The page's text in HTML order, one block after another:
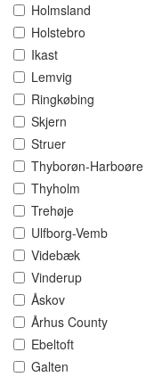
Holmsland
Holstebro
Ikast
Lemvig
Ringkøbing
Skjern
Struer
Thyborøn-Harboøre
Thyholm
Trehøje
Ulfborg-Vemb
Videbæk
Vinderup
Åskov
Århus County
Ebeltoft
Galten